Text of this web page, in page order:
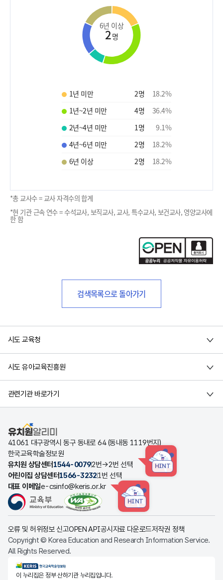
6년 이상
2명
1년 미만 2명 18.2%
1년~2년 미만
4명 36.4%
2년~4년 미만
1명 9.1%
4년~6년 미만
2명 18.2%
6년 이상
2명 18.2%
*총 교사수 = 교사 자격수의 합계
*현 기관 근속 연수 = 수석교사, 보직교사, 교사, 특수교사, 보건교사, 영양교사에
한 함
검색목록으로 돌아가기
시도 교육청
시도 유아교육진흥원
관련기관 바로가기
유치원알리미
41061 대구광역시 동구 동내로 64 (동내동 1119번지)
한국교육학술정보원
유치원 상담센터 1544-00792번→2번 선택 HINT
어린이집 상담센터1566-32321번 선택
대표 이메일e-csinfo@keris.or.kr
HINT
오류 및 허위정보 신고OPEN API공시자료 다운로드저작권 정책
Copyright © Korea Education and Research Information Service.
All Rights Reserved.
KERIS한국교육학술정보원
이 누리집은 정부 산하기관 누리집입니다.